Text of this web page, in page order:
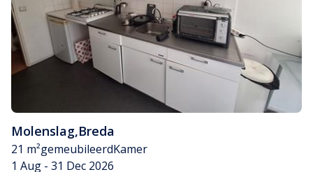
Molenslag,Breda
21 m²gemeubileerdKamer
1 Aug - 31 Dec 2026